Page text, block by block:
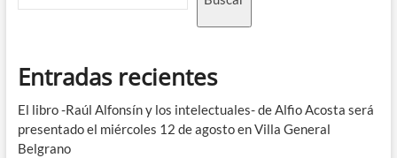
Entradas recientes
El libro -Raúl Alfonsín y los intelectuales- de Alfio Acosta será
presentado el miércoles 12 de agosto en Villa General
Belgrano